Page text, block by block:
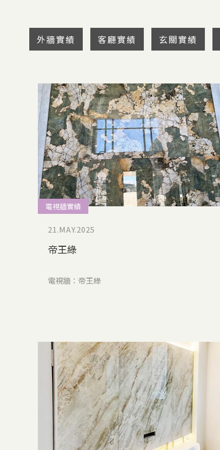
外牆實績 客廳實績 玄關實績
電視牆實績
21.MAY.2025
帝王綠
電視牆：帝王綠